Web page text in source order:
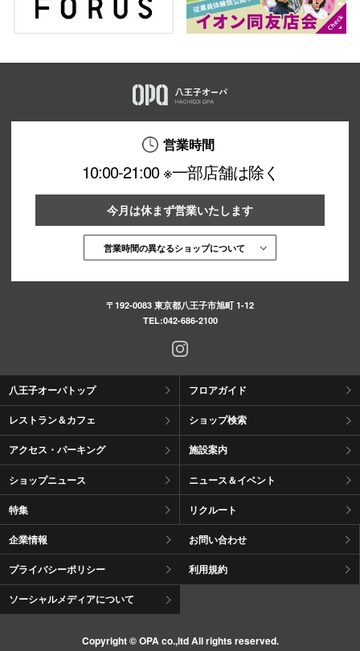
営業時間
10:00-21:00 ※一部店舗は除く
今月は休まず営業いたします
営業時間の異なるショップについて
〒192-0083 東京都八王子市旭町 1-12
TEL:042-686-2100
八王子オーパトップ フロアガイド
レストラン＆カフェ ショップ検索
アクセス・パーキング 施設案内
ショップニュース ニュース＆イベント
特集 リクルート
企業情報 お問い合わせ
プライバシーポリシー 利用規約
ソーシャルメディアについて
Copyright © OPA co.,ltd All rights reserved.